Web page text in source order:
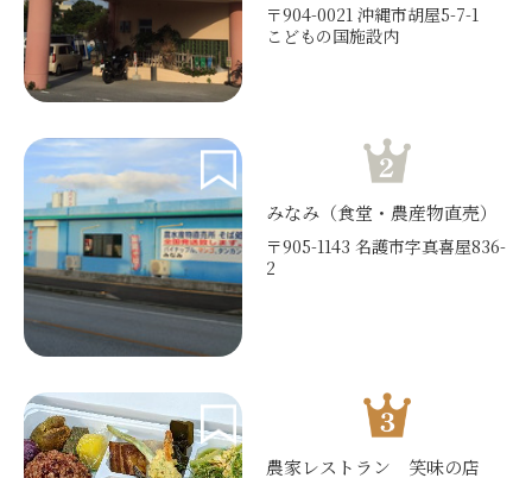
〒904-0021 沖縄市胡屋5-7-1
こどもの国施設内
みなみ（食堂・農産物直売）
〒905-1143 名護市字真喜屋836-
2
農家レストラン 笑味の店